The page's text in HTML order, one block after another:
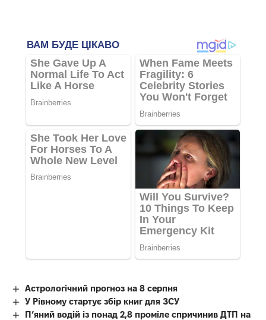
Астрологічний прогноз на 8 серпня
У Рівному стартує збір книг для ЗСУ
П’яний водій із понад 2,8 проміле спричинив ДТП на